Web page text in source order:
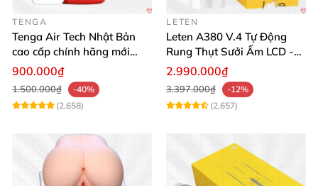
TENGA
Tenga Air Tech Nhật Bản
cao cấp chính hãng mới
seal giá tốt
900.000₫
1.500.000₫
-40%
(2,658)
LETEN
Leten A380 V.4 Tự Động
Rung Thụt Sưởi Ấm LCD -
Mua Ngay
2.990.000₫
3.397.000₫
-12%
(2,657)